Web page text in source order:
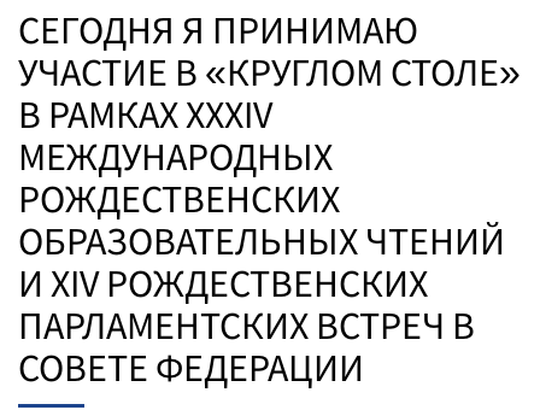
СЕГОДНЯ Я ПРИНИМАЮ
УЧАСТИЕ В «КРУГЛОМ СТОЛЕ»
В РАМКАХ XXXIV
МЕЖДУНАРОДНЫХ
РОЖДЕСТВЕНСКИХ
ОБРАЗОВАТЕЛЬНЫХ ЧТЕНИЙ
И XIV РОЖДЕСТВЕНСКИХ
ПАРЛАМЕНТСКИХ ВСТРЕЧ В
СОВЕТЕ ФЕДЕРАЦИИ